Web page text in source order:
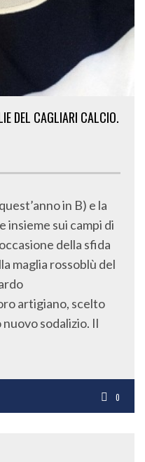
DEL CAGLIARI CALCIO.
in B) e la
insieme sui campi di
della sfida
maglia rossoblù del
artigiano, scelto
sodalizio. Il
0